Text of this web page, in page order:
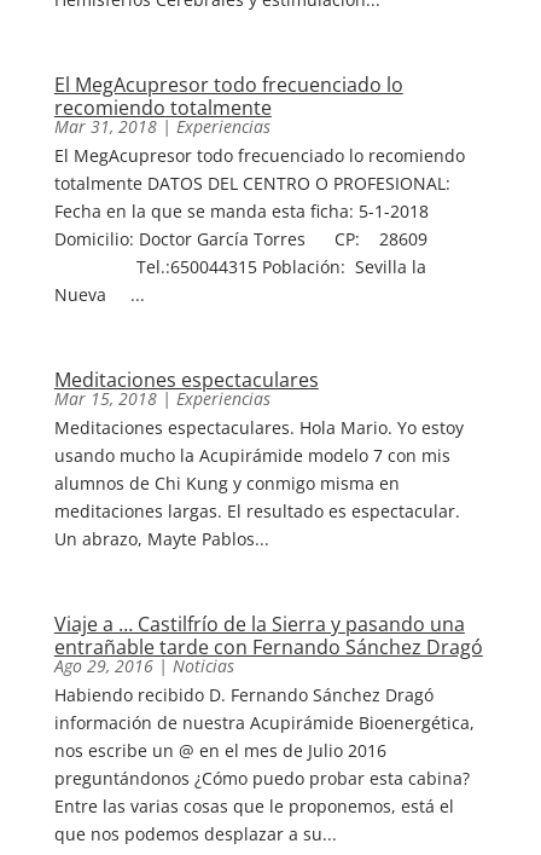
El MegAcupresor todo frecuenciado lo
recomiendo totalmente
Mar 31, 2018| Experiencias
El MegAcupresor todo frecuenciado lo recomiendo
totalmente DATOS DEL CENTRO O PROFESIONAL:
Fecha en la que se manda esta ficha: 5-1-2018
Domicilio: Doctor García Torres CP: 28609
Tel.:650044315 Población: Sevilla la
Nueva ...
Meditaciones espectaculares
Mar 15, 2018| Experiencias
Meditaciones espectaculares. Hola Mario. Yo estoy
usando mucho la Acupirámide modelo 7 con mis
alumnos de Chi Kung y conmigo misma en
meditaciones largas. El resultado es espectacular.
Un abrazo, Mayte Pablos...
Viaje a … Castilfrío de la Sierra y pasando una
entrañable tarde con Fernando Sánchez Dragó
Ago 29, 2016| Noticias
Habiendo recibido D. Fernando Sánchez Dragó
información de nuestra Acupirámide Bioenergética,
nos escribe un @ en el mes de Julio 2016
preguntándonos ¿Cómo puedo probar esta cabina?
Entre las varias cosas que le proponemos, está el
que nos podemos desplazar a su...